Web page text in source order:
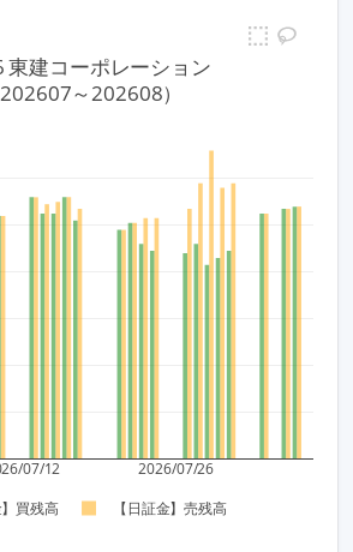
07/12 2026/07/26
】買残高 【日証金】売残高
東建コーポレーション
～202608）